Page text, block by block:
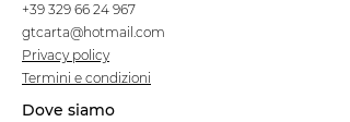
+39 329 66 24 967
gtcarta@hotmail.com
Privacy policy
Termini e condizioni
Dove siamo